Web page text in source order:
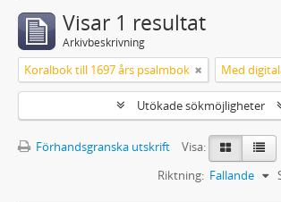
Visar 1 resultat
Arkivbeskrivning
Koralbok till 1697 års psalmbok Med
Utökade sökmöjligheter
Förhandsgranska utskrift
Visa:
Riktning: Fallande